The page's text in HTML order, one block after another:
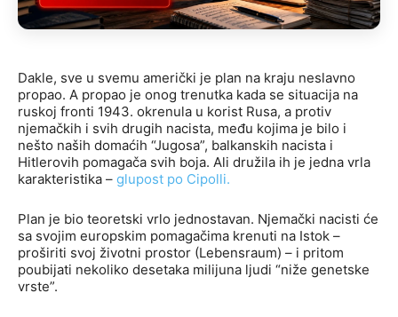
Dakle, sve u svemu američki je plan na kraju neslavno
propao. A propao je onog trenutka kada se situacija na
ruskoj fronti 1943. okrenula u korist Rusa, a protiv
njemačkih i svih drugih nacista, među kojima je bilo i
nešto naših domaćih “Jugosa”, balkanskih nacista i
Hitlerovih pomagača svih boja. Ali družila ih je jedna vrla
karakteristika – glupost po Cipolli.
Plan je bio teoretski vrlo jednostavan. Njemački nacisti će
sa svojim europskim pomagačima krenuti na Istok –
proširiti svoj životni prostor (Lebensraum) – i pritom
poubijati nekoliko desetaka milijuna ljudi “niže genetske
vrste”.